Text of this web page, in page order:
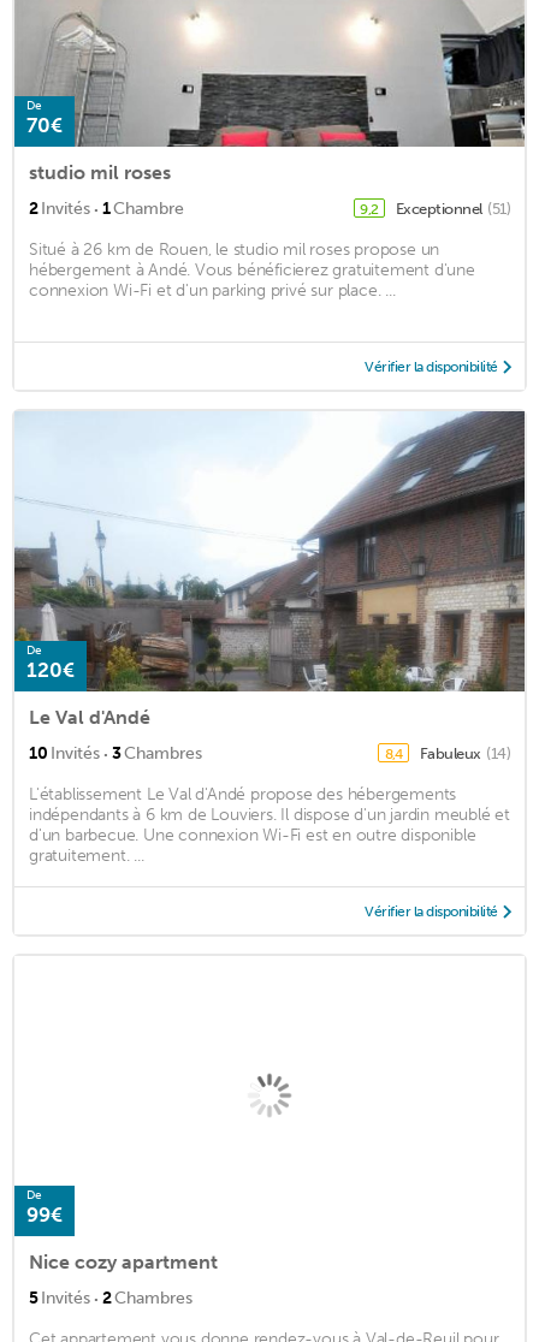
De
70€
studio mil roses
2Invités · 1Chambre 9,2 Exceptionnel (51)
Situé à 26 km de Rouen, le studio mil roses propose un
hébergement à Andé. Vous bénéficierez gratuitement d'une
connexion Wi-Fi et d'un parking privé sur place. ...
Vérifier la disponibilité
De
120€
Le Val d'Andé
10 Invités · 3Chambres 8,4 Fabuleux (14)
L'établissement Le Val d'Andé propose des hébergements
indépendants à 6 km de Louviers. Il dispose d'un jardin meublé et
d'un barbecue. Une connexion Wi-Fi est en outre disponible
gratuitement. ...
Vérifier la disponibilité
De
99€
Nice cozy apartment
5Invités · 2Chambres